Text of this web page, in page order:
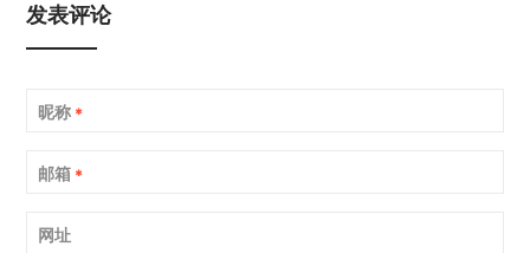
发表评论
昵称 *
邮箱 *
网址